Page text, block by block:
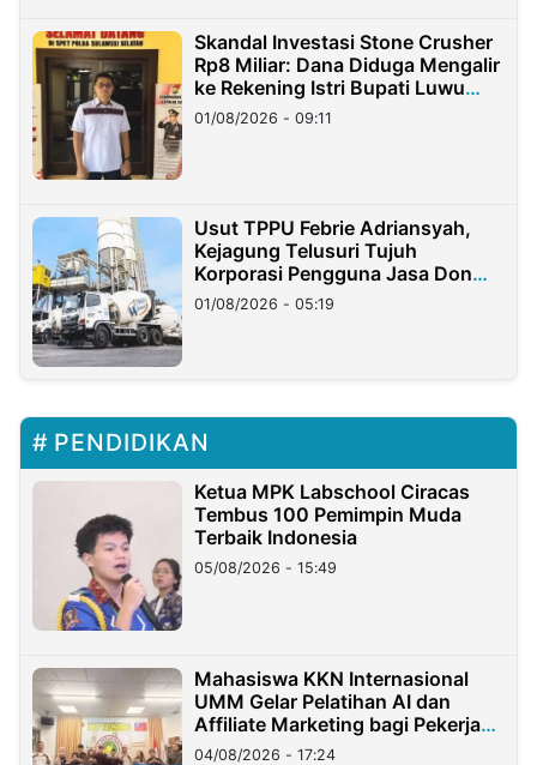
Skandal Investasi Stone Crusher
Rp8 Miliar: Dana Diduga Mengalir
ke Rekening Istri Bupati Luwu
Timur
01/08/2026 - 09:11
Usut TPPU Febrie Adriansyah,
Kejagung Telusuri Tujuh
Korporasi Pengguna Jasa Don
Ritto
01/08/2026 - 05:19
PENDIDIKAN
Ketua MPK Labschool Ciracas
Tembus 100 Pemimpin Muda
Terbaik Indonesia
05/08/2026 - 15:49
Mahasiswa KKN Internasional
UMM Gelar Pelatihan AI dan
Affiliate Marketing bagi Pekerja
Migran Indonesia di Taiwan
04/08/2026 - 17:24